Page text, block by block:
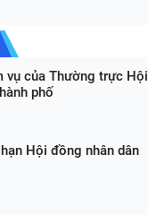
vụ của Thường trực Hội
phố
Hội đồng nhân dân